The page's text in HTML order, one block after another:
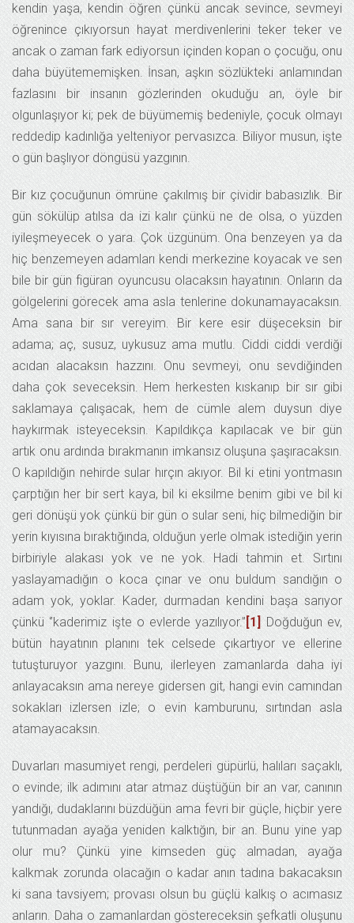
kendin yaşa, kendin öğren çünkü ancak sevince, sevmeyi
öğrenince çıkıyorsun hayat merdivenlerini teker teker ve
ancak o zaman fark ediyorsun içinden kopan o çocuğu, onu
daha büyütememişken. İnsan, aşkın sözlükteki anlamından
fazlasını bir insanın gözlerinden okuduğu an, öyle bir
olgunlaşıyor ki; pek de büyümemiş bedeniyle, çocuk olmayı
reddedip kadınlığa yelteniyor pervasızca. Biliyor musun, işte
o gün başlıyor döngüsü yazgının.
Bir kız çocuğunun ömrüne çakılmış bir çividir babasızlık. Bir
gün sökülüp atılsa da izi kalır çünkü ne de olsa, o yüzden
iyileşmeyecek o yara. Çok üzgünüm. Ona benzeyen ya da
hiç benzemeyen adamları kendi merkezine koyacak ve sen
bile bir gün figüran oyuncusu olacaksın hayatının. Onların da
gölgelerini görecek ama asla tenlerine dokunamayacaksın.
Ama sana bir sır vereyim. Bir kere esir düşeceksin bir
adama; aç, susuz, uykusuz ama mutlu. Ciddi ciddi verdiği
acıdan alacaksın hazzını. Onu sevmeyi, onu sevdiğinden
daha çok seveceksin. Hem herkesten kıskanıp bir sır gibi
saklamaya çalışacak, hem de cümle alem duysun diye
haykırmak isteyeceksin. Kapıldıkça kapılacak ve bir gün
artık onu ardında bırakmanın imkansız oluşuna şaşıracaksın.
O kapıldığın nehirde sular hırçın akıyor. Bil ki etini yontmasın
çarptığın her bir sert kaya, bil ki eksilme benim gibi ve bil ki
geri dönüşü yok çünkü bir gün o sular seni, hiç bilmediğin bir
yerin kıyısına bıraktığında, olduğun yerle olmak istediğin yerin
birbiriyle alakası yok ve ne yok. Hadi tahmin et. Sırtını
yaslayamadığın o koca çınar ve onu buldum sandığın o
adam yok, yoklar. Kader, durmadan kendini başa sarıyor
çünkü ‘’kaderimiz işte o evlerde yazılıyor.’’ [1]
Doğduğun ev,
bütün hayatının planını tek celsede çıkartıyor ve ellerine
tutuşturuyor yazgını. Bunu, ilerleyen zamanlarda daha iyi
anlayacaksın ama nereye gidersen git, hangi evin camından
sokakları izlersen izle; o evin kamburunu, sırtından asla
atamayacaksın.
Duvarları masumiyet rengi, perdeleri güpürlü, halıları saçaklı,
o evinde; ilk adımını atar atmaz düştüğün bir an var, canının
yandığı, dudaklarını büzdüğün ama fevri bir güçle, hiçbir yere
tutunmadan ayağa yeniden kalktığın, bir an. Bunu yine yap
olur mu? Çünkü yine kimseden güç almadan, ayağa
kalkmak zorunda olacağın o kadar anın tadına bakacaksın
ki sana tavsiyem; provası olsun bu güçlü kalkış o acımasız
anların. Daha o zamanlardan göstereceksin şefkatli oluşunu